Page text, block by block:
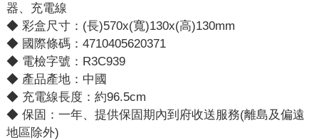
器、充電線
◆ 彩盒尺寸：(長)570x(寬)130x(高)130mm
◆ 國際條碼：4710405620371
◆ 電檢字號：R3C939
◆ 產品產地：中國
◆ 充電線長度：約96.5cm
◆ 保固：一年、提供保固期內到府收送服務(離島及偏遠
地區除外)